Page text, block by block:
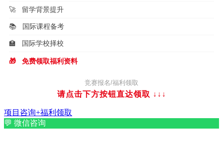
🚀 留学背景提升
📚 国际课程备考
🏫 国际学校择校
🎁 免费领取福利资料
竞赛报名/福利领取
请点击下方按钮直达领取 ↓↓↓
项目咨询+福利领取
💬 微信咨询